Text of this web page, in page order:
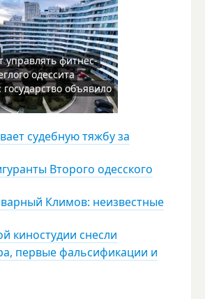
управлять фитнес-
одессита
объявило
судебную тяжбу за
Второго одесского
Климов: неизвестные
киностудии снесли
первые фальсификации и